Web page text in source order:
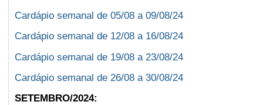
Cardápio semanal de 05/08 a 09/08/24
Cardápio semanal de 12/08 a 16/08/24
Cardápio semanal de 19/08 a 23/08/24
Cardápio semanal de 26/08 a 30/08/24
SETEMBRO/2024: